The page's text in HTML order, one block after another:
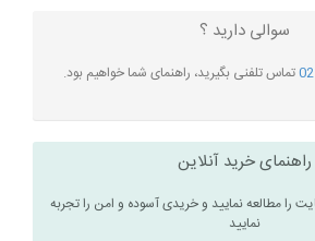
سوالی دارید ؟
تماس تلفنی بگیرید، راهنمای شما خواهیم بود.
راهنمای خرید آنلاین
را مطالعه نمایید و خریدی آسوده و امن را تجربه
نمایید